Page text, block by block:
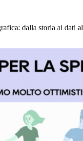
dalla storia ai dati al